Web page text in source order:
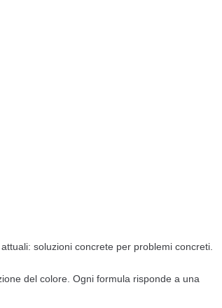
soluzioni concrete per problemi concreti.
del colore. Ogni formula risponde a una